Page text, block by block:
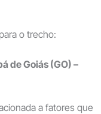
o trecho:
de Goiás (GO) –
a fatores que